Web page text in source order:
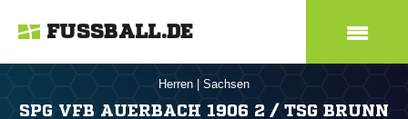
FUSSBALL.DE
Herren Sachsen
SPG VFB AUERBACH 1906 2 / TSG BRUNN